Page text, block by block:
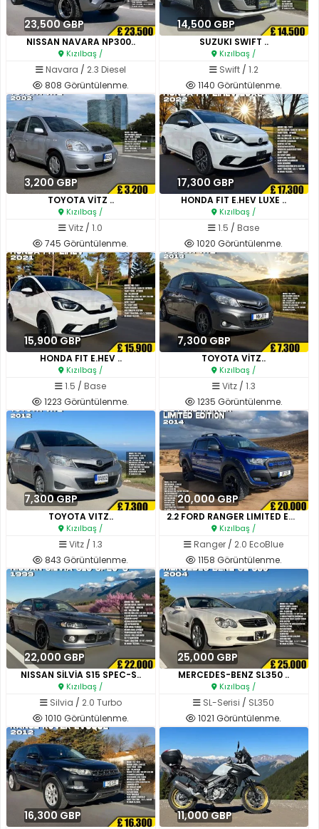
23,500 GBP
NISSAN NAVARA NP300..
Kızılbaş /
Navara / 2.3 Diesel
808 Görüntülenme.
14,500 GBP
SUZUKI SWIFT ..
Kızılbaş /
Swift/ 1.2
1140 Görüntülenme.
3,200 GBP
TOYOTA VİTZ ..
Kızılbaş /
Vitz /1.0
745 Görüntülenme.
17,300 GBP
HONDA FIT E.HEV LUXE ..
Kızılbaş /
1.5 /Base
1020 Görüntülenme.
15,900 GBP
HONDA FIT E.HEV ..
Kızılbaş /
1.5 /Base
1223 Görüntülenme.
7,300 GBP
TOYOTA VİTZ..
Kızılbaş /
Vitz/ 1.3
1235 Görüntülenme.
7,300 GBP
TOYOTA VITZ..
Kızılbaş /
Vitz/ 1.3
843 Görüntülenme.
20,000 GBP
2.2 FORD RANGER LIMITED EDITI..
Kızılbaş /
Ranger / 2.0 EcoBlue
1158 Görüntülenme.
22,000 GBP
NISSAN SİLVİA S15 SPEC-S..
Kızılbaş /
Silvia / 2.0 Turbo
1010 Görüntülenme.
25,000 GBP
MERCEDES-BENZ SL350 ..
Kızılbaş /
SL-Serisi / SL350
1021 Görüntülenme.
16,300 GBP 11,000 GBP